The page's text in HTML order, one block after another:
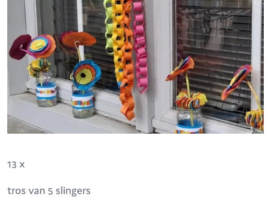
13 x
tros van 5 slingers